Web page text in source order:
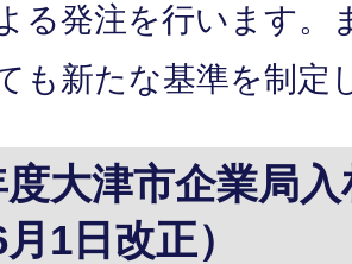
る発注を行います。
も新たな基準を制定
大津市企業局
1日改正）